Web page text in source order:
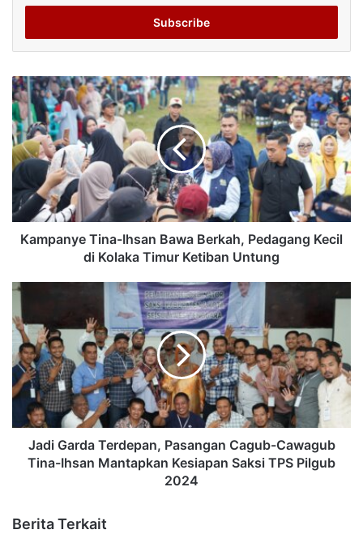
Email
Kampanye Tina-Ihsan Bawa Berkah, Pedagang Kecil
di Kolaka Timur Ketiban Untung
Jadi Garda Terdepan, Pasangan Cagub-Cawagub
Tina-Ihsan Mantapkan Kesiapan Saksi TPS Pilgub
2024
Berita Terkait